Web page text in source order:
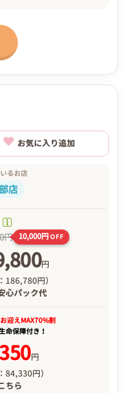
お気に入り追加
るお店
店
円 10,000円OFF
円
186,780円）
心パック代
迎えMAX70%割
命保障付き！
円
84,330円）
ちら